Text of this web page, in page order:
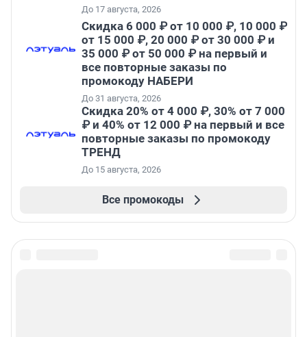
До 17 августа, 2026
Скидка 6 000 ₽ от 10 000 ₽, 10 000 ₽
от 15 000 ₽, 20 000 ₽ от 30 000 ₽ и
35 000 ₽ от 50 000 ₽ на первый и
все повторные заказы по
промокоду НАБЕРИ
До 31 августа, 2026
Скидка 20% от 4 000 ₽, 30% от 7 000
₽ и 40% от 12 000 ₽ на первый и все
повторные заказы по промокоду
ТРЕНД
До 15 августа, 2026
Все промокоды